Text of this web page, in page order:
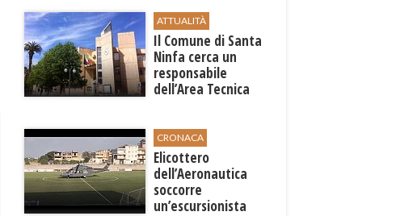
ATTUALITÀ
Il Comune di ​Santa
Ninfa cerca un
responsabile
dell’Area Tecnica
CRONACA
Elicottero
dell’Aeronautica
soccorre
un’escursionista